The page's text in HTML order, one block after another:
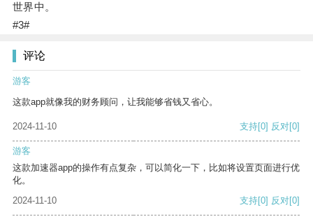
世界中。
#3#
评论
游客
这款app就像我的财务顾问，让我能够省钱又省心。
2024-11-10 支持[0] 反对[0]
游客
这款加速器app的操作有点复杂，可以简化一下，比如将设置页面进行优
化。
2024-11-10
支持[0] 反对[0]